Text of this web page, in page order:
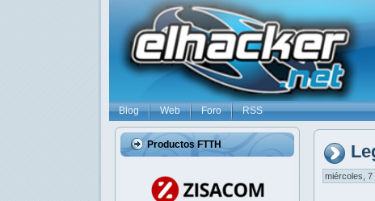
Blog Web Foro RSS
Productos FTTH
miércoles, 7